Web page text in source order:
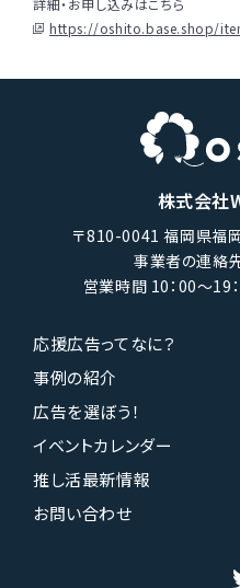
詳細・お申し込みはこちら
https://oshito.base.shop/
株式会社
〒810-0041 福岡県福
事業者の連絡
営業時間 10：00〜19
応援広告ってなに？
事例の紹介
広告を選ぼう！
イベントカレンダー
推し活最新情報
お問い合わせ